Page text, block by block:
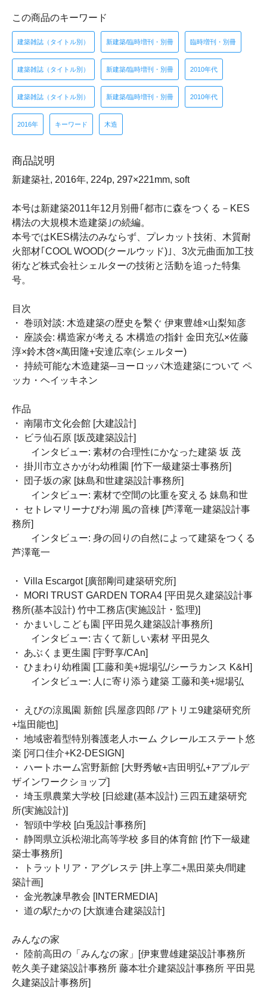
この商品のキーワード
建築雑誌（タイトル別） 新建築/臨時増刊・別冊 臨時増刊・別冊
建築雑誌（タイトル別） 新建築/臨時増刊・別冊 2010年代
建築雑誌（タイトル別） 新建築/臨時増刊・別冊 2010年代
2016年 キーワード 木造
商品説明
新建築社, 2016年, 224p, 297×221mm, soft
本号は新建築2011年12月別冊｢都市に森をつくる－KES
構法の大規模木造建築｣の続編。
本号ではKES構法のみならず、プレカット技術、木質耐
火部材｢COOL WOOD(クールウッド)｣、3次元曲面加工技
術など株式会社シェルターの技術と活動を追った特集
号。
目次
・ 巻頭対談: 木造建築の歴史を繫ぐ 伊東豊雄×山梨知彦
・ 座談会: 構造家が考える 木構造の指針 金田充弘×佐藤
淳×鈴木啓×萬田隆+安達広幸(シェルター)
・ 持続可能な木造建築─ヨーロッパ木造建築について ペ
ッカ・ヘイッキネン
作品
・ 南陽市文化会館 [大建設計]
・ ビラ仙石原 [坂茂建築設計]
インタビュー: 素材の合理性にかなった建築 坂 茂
・ 掛川市立さかがわ幼稚園 [竹下一級建築士事務所]
・ 団子坂の家 [妹島和世建築設計事務所]
インタビュー: 素材で空間の比重を変える 妹島和世
・ セトレマリーナびわ湖 風の音棟 [芦澤竜一建築設計事
務所]
インタビュー: 身の回りの自然によって建築をつくる
芦澤竜一
・ Villa Escargot [廣部剛司建築研究所]
・ MORI TRUST GARDEN TORA4 [平田晃久建築設計事
務所(基本設計) 竹中工務店(実施設計・監理)]
・ かまいしこども園 [平田晃久建築設計事務所]
インタビュー: 古くて新しい素材 平田晃久
・ あぶくま更生園 [宇野享/CAn]
・ ひまわり幼稚園 [工藤和美+堀場弘/シーラカンス K&H]
インタビュー: 人に寄り添う建築 工藤和美+堀場弘
・ えびの涼風園 新館 [呉屋彦四郎 /アトリエ9建築研究所
+塩田能也]
・ 地域密着型特別養護老人ホーム クレールエステート悠
楽 [河口佳介+K2-DESIGN]
・ ハートホーム宮野新館 [大野秀敏+吉田明弘+アプルデ
ザインワークショップ]
・ 埼玉県農業大学校 [日総建(基本設計) 三四五建築研究
所(実施設計)]
・ 智頭中学校 [白兎設計事務所]
・ 静岡県立浜松湖北高等学校 多目的体育館 [竹下一級建
築士事務所]
・ トラットリア・アグレステ [井上享二+黒田菜央/間建
築計画]
・ 金光教諫早教会 [INTERMEDIA]
・ 道の駅たかの [大旗連合建築設計]
みんなの家
・ 陸前高田の「みんなの家」[伊東豊雄建築設計事務所
乾久美子建築設計事務所 藤本壮介建築設計事務所 平田晃
久建築設計事務所]